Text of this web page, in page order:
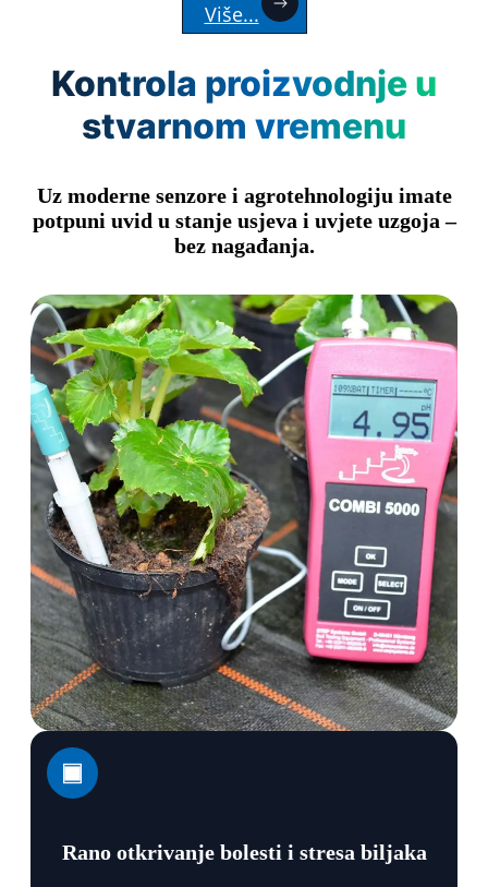
Više...
Kontrola proizvodnje u
stvarnom vremenu
Uz moderne senzore i agrotehnologiju imate
potpuni uvid u stanje usjeva i uvjete uzgoja –
bez nagađanja.
Rano otkrivanje bolesti i stresa biljaka